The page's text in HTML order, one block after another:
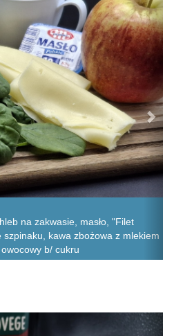
na zakwasie, masło, "Filet
szpinaku, kawa zbożowa z mlekiem
b/ cukru
Next